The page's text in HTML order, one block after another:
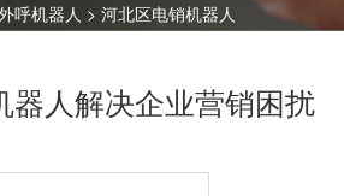
呼机器人 > 河北区电销机器人
器人解决企业营销困扰